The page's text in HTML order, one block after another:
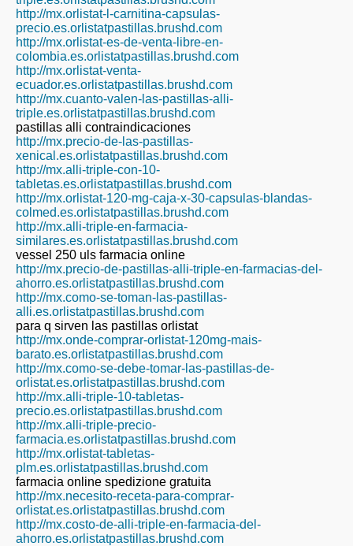
http://mx.orlistat-l-carnitina-capsulas-
precio.es.orlistatpastillas.brushd.com
http://mx.orlistat-es-de-venta-libre-en-
colombia.es.orlistatpastillas.brushd.com
http://mx.orlistat-venta-
ecuador.es.orlistatpastillas.brushd.com
http://mx.cuanto-valen-las-pastillas-alli-
triple.es.orlistatpastillas.brushd.com
pastillas alli contraindicaciones
http://mx.precio-de-las-pastillas-
xenical.es.orlistatpastillas.brushd.com
http://mx.alli-triple-con-10-
tabletas.es.orlistatpastillas.brushd.com
http://mx.orlistat-120-mg-caja-x-30-capsulas-blandas-
colmed.es.orlistatpastillas.brushd.com
http://mx.alli-triple-en-farmacia-
similares.es.orlistatpastillas.brushd.com
vessel 250 uls farmacia online
http://mx.precio-de-pastillas-alli-triple-en-farmacias-del-
ahorro.es.orlistatpastillas.brushd.com
http://mx.como-se-toman-las-pastillas-
alli.es.orlistatpastillas.brushd.com
para q sirven las pastillas orlistat
http://mx.onde-comprar-orlistat-120mg-mais-
barato.es.orlistatpastillas.brushd.com
http://mx.como-se-debe-tomar-las-pastillas-de-
orlistat.es.orlistatpastillas.brushd.com
http://mx.alli-triple-10-tabletas-
precio.es.orlistatpastillas.brushd.com
http://mx.alli-triple-precio-
farmacia.es.orlistatpastillas.brushd.com
http://mx.orlistat-tabletas-
plm.es.orlistatpastillas.brushd.com
farmacia online spedizione gratuita
http://mx.necesito-receta-para-comprar-
orlistat.es.orlistatpastillas.brushd.com
http://mx.costo-de-alli-triple-en-farmacia-del-
ahorro.es.orlistatpastillas.brushd.com